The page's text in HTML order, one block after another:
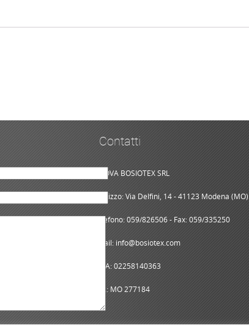
Contatti
NUOVA BOSIOTEX SRL
Indirizzo: Via Delfini, 14 - 41123 Modena (MO)
Telefono: 059/826506 - Fax: 059/335250
Email: info@bosiotex.com
P.IVA: 02258140363
REA: MO 277184